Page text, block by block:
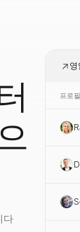
다
프로필